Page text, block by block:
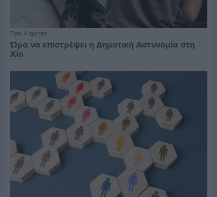
Πριν 4 ημέρες
Ώρα να επιστρέψει η Δημοτική Αστυνομία στη
Χίο